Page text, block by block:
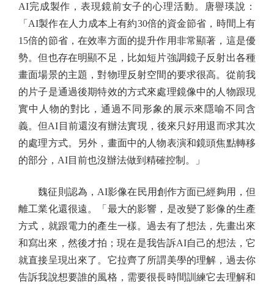
AI完成製作，表現鏡前女子的心理活動。唐譽瑛說：
「AI製作在人力成本上有約30倍的資金節省，時間上有
15倍的節省，在效率方面的提升作用非常顯著，這是優
勢。但也存在明顯不足，比如短片強調鏡子反射出各種
畫面場景的主題，對物理反射空間的要求很高。從前我
的片子是通過後期特效的方式來處理鏡像中的人物跟現
實中人物的對比，通過不同形象的展示來隱喻不同含
義。但AI目前還沒有辦法實現，後來只好用退而求其次
的處理方式。另外，畫面中的人物表演和鏡頭焦點轉移
的部分，AI目前也沒辦法做到精確控制。」
魏征則認為，AI影像在民用創作方面已經夠用，但
離工業化還很遠。「最大的影響，是改變了影像的生產
方式，就跟電力的產生一樣。過去有了想法，先畫出來
和寫出來，然後才拍；現在是我告訴AI自己的想法，它
就直接呈現出來了。它拉齊了所謂美學的理解，過去你
告訴我說想要誰的風格，需要很長時間訓練它去理解和